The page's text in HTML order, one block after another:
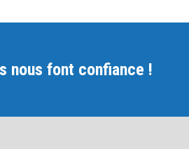
nous font confiance !